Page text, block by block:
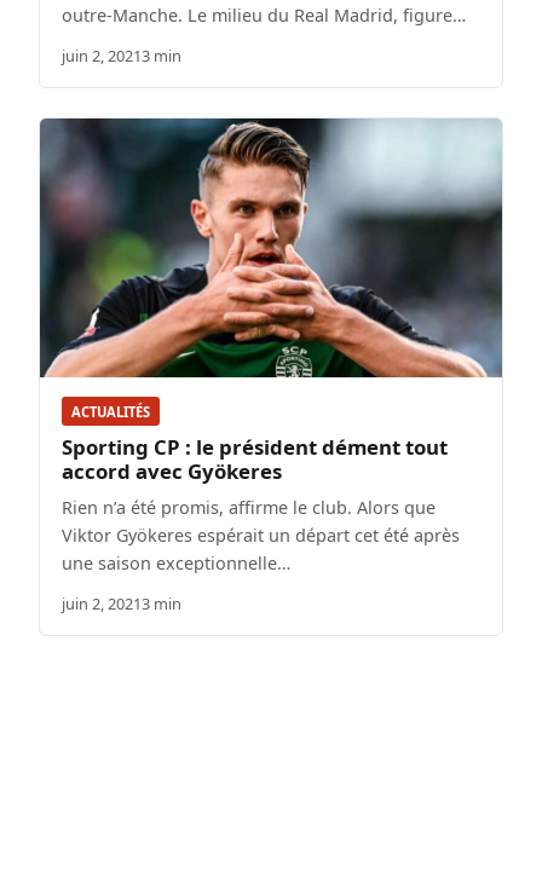
outre-Manche. Le milieu du Real Madrid, figure…
juin 2, 20213 min
ACTUALITÉS
Sporting CP : le président dément tout
accord avec Gyökeres
Rien n’a été promis, affirme le club. Alors que
Viktor Gyökeres espérait un départ cet été après
une saison exceptionnelle…
juin 2, 20213 min